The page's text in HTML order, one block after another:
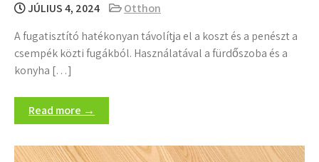
JÚLIUS 4, 2024
Otthon
A fugatisztító hatékonyan távolítja el a koszt és a penészt a
csempék közti fugákból. Használatával a fürdőszoba és a
konyha […]
Read more →